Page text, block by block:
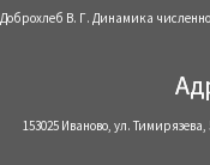
Доброхлеб В. Г. Динамика
153025 Иваново, ул.